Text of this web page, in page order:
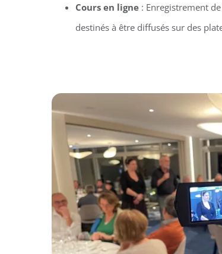
Cours en ligne: Enregistrement
destinés à être diffusés sur des